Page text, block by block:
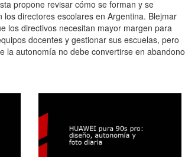
propone revisar cómo se forman y se
los directores escolares en Argentina. Blejmar
los directivos necesitan mayor margen para
docentes y gestionar sus escuelas, pero
la autonomía no debe convertirse en abandono